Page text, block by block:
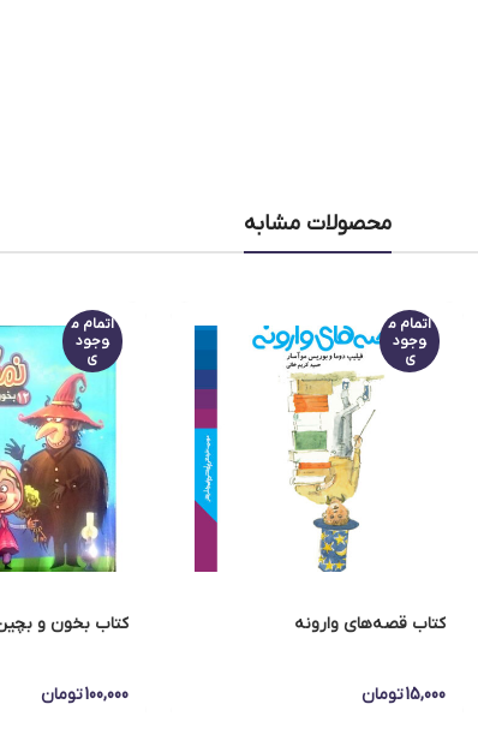
محصولات مشابه
اتمام م
وجود
ی
کتاب قصه‌های وارونه
15,000تومان
اتمام م
وجود
ی
کتاب بخون و بچین 12
100,000تومان